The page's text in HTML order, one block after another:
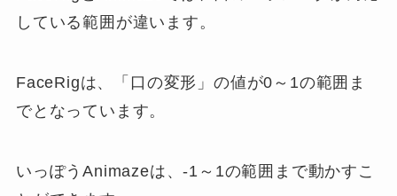
している範囲が違います。
FaceRigは、「口の変形」の値が0～1の範囲ま
でとなっています。
いっぽうAnimazeは、-1～1の範囲まで動かすこ